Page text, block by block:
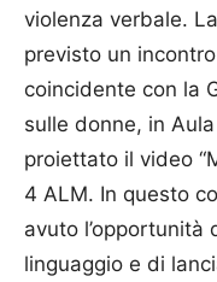
violenza verbale.
previsto un
coincidente con la
sulle donne, in
proiettato il video
4 ALM. In questo
avuto l’opportunità
linguaggio e di